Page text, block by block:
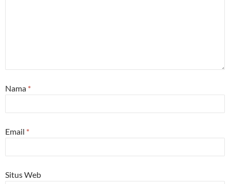
Nama *
Email *
Situs Web